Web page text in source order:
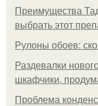
Преимущества
выбрать этот
Рулоны обоев:
Раздевалки
шкафчики,
Проблема